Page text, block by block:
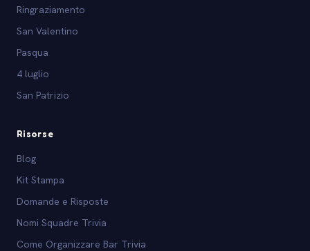
Ringraziamento
San Valentino
Pasqua
4 luglio
San Patrizio
Risorse
Blog
Kit Stampa
Domande e Risposte
Nomi Squadre Trivia
Come Organizzare Bar Trivia